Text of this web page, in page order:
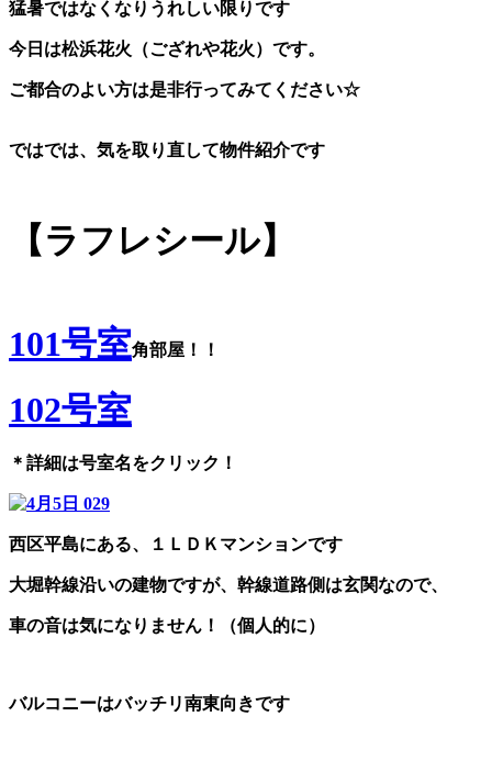
猛暑ではなくなりうれしい限りです
今日は松浜花火（ござれや花火）です。
ご都合のよい方は是非行ってみてください☆
ではでは、気を取り直して物件紹介です
【ラフレシール】
101号室角部屋！！
102号室
＊詳細は号室名をクリック！
西区平島にある、１ＬＤＫマンションです
大堀幹線沿いの建物ですが、幹線道路側は玄関なので、
車の音は気になりません！（個人的に）
バルコニーはバッチリ南東向きです